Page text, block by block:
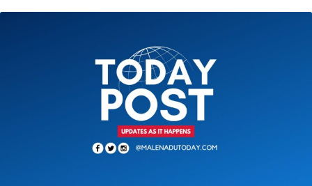
p o a
a
e